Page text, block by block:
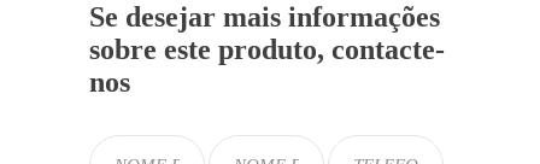
Se desejar mais informações
sobre este produto, contacte-
nos